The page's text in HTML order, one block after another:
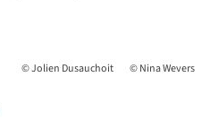
© Jolien Dusauchoit © Nina Wevers